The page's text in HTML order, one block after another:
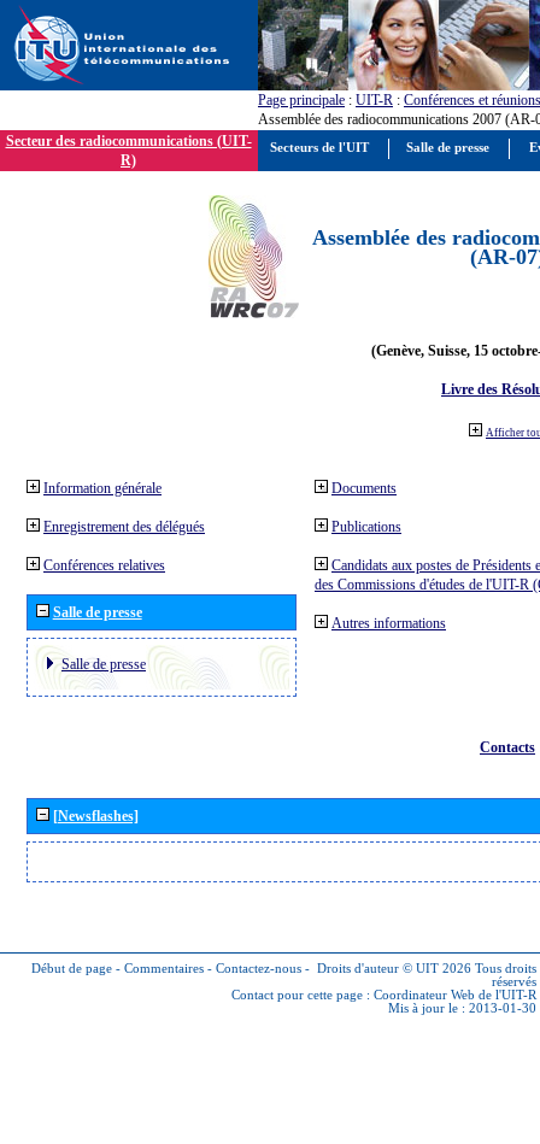
Page principale : UIT-R : Conférences et réunions
Assemblée des radiocommunications 2007 (AR-
Secteur des radiocommunications (UIT-
R)
Assemblée des
(AR-
(Genève, Suisse, 15
Livre des
Afficher
Information générale
Enregistrement des délégués
Conférences relatives
Salle de presse
Salle de presse
Documents
Publications
Candidats aux postes de Présidents
des Commissions d'études de l'UIT-R
Autres informations
Contacts
[Newsflashes]
Début de page - Commentaires - Contactez-nous - Droits d'auteur © UIT 2026 Tous droits
réservés
Contact pour cette page : Coordinateur Web de l'UIT-R
Mis à jour le : 2013-01-30
Secteurs de l'UIT Salle de presse